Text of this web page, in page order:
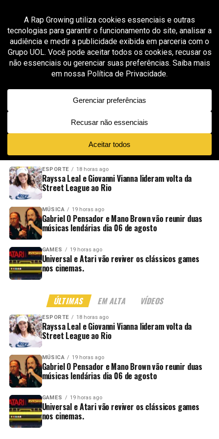
All posts tagged "trap santa catarina"
MÚSICA 7 meses ago
COSTAKID: a promessa do trap que mistura
reggaeton, estética de rua , lança o EP
“Dopamina”
NOVIDADES EM ALTA VÍDEOS
ESPORTE 18 horas ago
Rayssa Leal e Giovanni Vianna lideram volta da
Street League ao Rio
MÚSICA 19 horas ago
Gabriel O Pensador e Mano Brown vão reunir duas
músicas lendárias dia 06 de agosto
GAMES 19 horas ago
Universal e Atari vão reviver os clássicos games
nos cinemas.
ÚLTIMAS EM ALTA VÍDEOS
ESPORTE 18 horas ago
Rayssa Leal e Giovanni Vianna lideram volta da
Street League ao Rio
MÚSICA 19 horas ago
Gabriel O Pensador e Mano Brown vão reunir duas
músicas lendárias dia 06 de agosto
GAMES 19 horas ago
Universal e Atari vão reviver os clássicos games
nos cinemas.